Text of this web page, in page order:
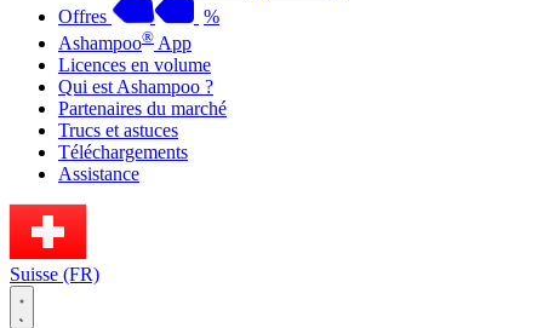
Offres
%
Ashampoo® App
Licences en volume
Qui est Ashampoo ?
Partenaires du marché
Trucs et astuces
Téléchargements
Assistance
Suisse (FR)